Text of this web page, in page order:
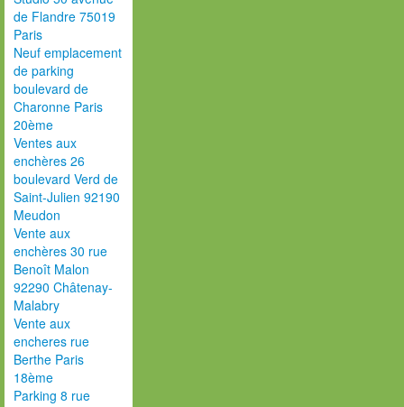
de Flandre 75019
Paris
Neuf emplacement
de parking
boulevard de
Charonne Paris
20ème
Ventes aux
enchères 26
boulevard Verd de
Saint-Julien 92190
Meudon
Vente aux
enchères 30 rue
Benoît Malon
92290 Châtenay-
Malabry
Vente aux
encheres rue
Berthe Paris
18ème
Parking 8 rue